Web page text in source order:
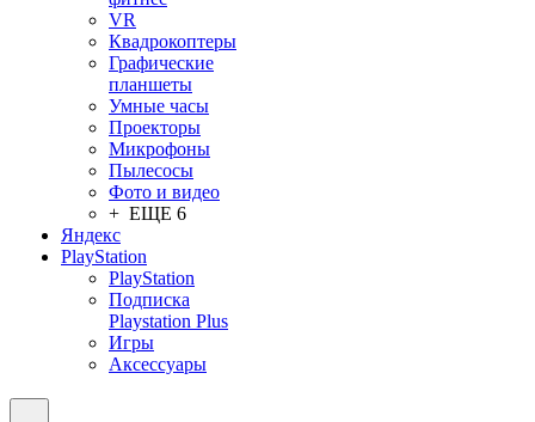
VR
Квадрокоптеры
Графические
планшеты
Умные часы
Проекторы
Микрофоны
Пылесосы
Фото и видео
+ ЕЩЕ 6
Яндекс
PlayStation
PlayStation
Подписка
Playstation Plus
Игры
Аксессуары